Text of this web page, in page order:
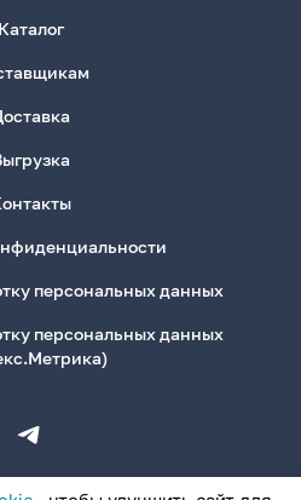
Каталог
персональных данных
персональных данных